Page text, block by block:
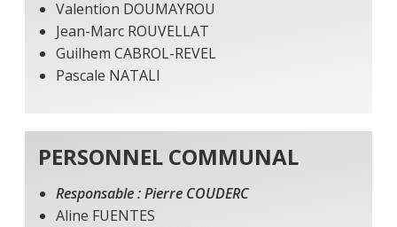
Valention DOUMAYROU
Jean-Marc ROUVELLAT
Guilhem CABROL-REVEL
Pascale NATALI
PERSONNEL COMMUNAL
Responsable : Pierre COUDERC
Aline FUENTES